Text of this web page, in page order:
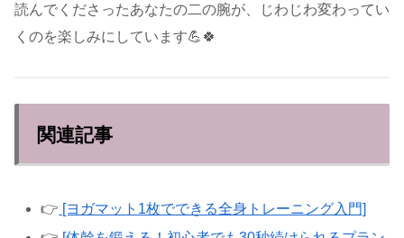
読んでくださったあなたの二の腕が、じわじわ変わってい
くのを楽しみにしています💪🍀
関連記事
👉 [ヨガマット1枚でできる全身トレーニング入門]